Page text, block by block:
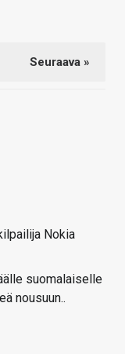
Seuraava »
Nokia
suomalaiselle
nousuun..